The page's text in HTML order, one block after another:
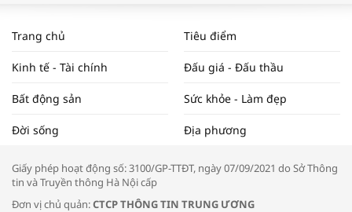
NAM NĂM 2024 VÀ NĂM 2025 | NHỊP
ĐẬP THỊ TRƯỜNG #62
Tọa đàm “Xúc tiến thương mại: Khơi
Trang chủ Tiêu điểm
Kinh tế - Tài chính Đấu giá - Đấu thầu
Bất động sản Sức khỏe - Làm đẹp
Đời sống Địa phương
Giấy phép hoạt động số: 3100/GP-TTĐT, ngày 07/09/2021 do Sở Thông
tin và Truyền thông Hà Nội cấp
Đơn vị chủ quản:CTCP THÔNG TIN TRUNG ƯƠNG